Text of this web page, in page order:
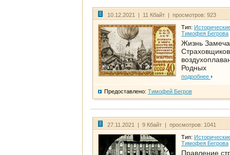
10.12.2021 | 11 Кбайт | просмотров: 923
Тип:
Тимофея Бегрова
Жизнь
Родных
подробнее
Предоставлено: Тимофей Бегров
27.11.2021 | 9 Кбайт | просмотров: 1041
Тип:
Тимофея Бегрова
Правление